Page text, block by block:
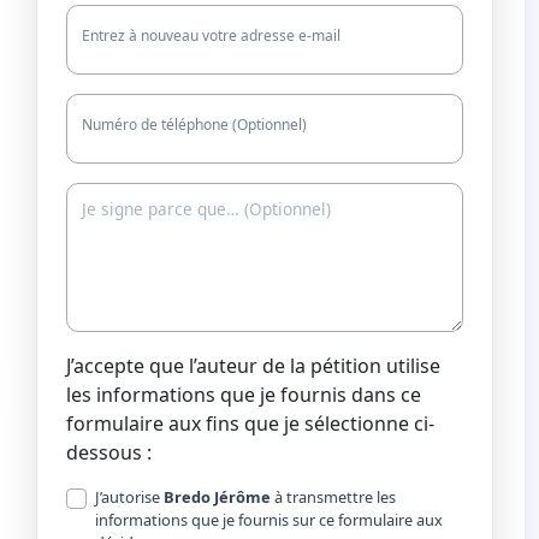
Entrez à nouveau votre adresse e-mail
Numéro de téléphone (Optionnel)
J’accepte que l’auteur de la pétition utilise
les informations que je fournis dans ce
formulaire aux fins que je sélectionne ci-
dessous :
J’autorise Bredo Jérôme à transmettre les
informations que je fournis sur ce formulaire aux